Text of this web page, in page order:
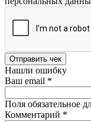
Отправить чек
Нашли ошибку
Ваш email *
Поля обязательное
Комментарий *